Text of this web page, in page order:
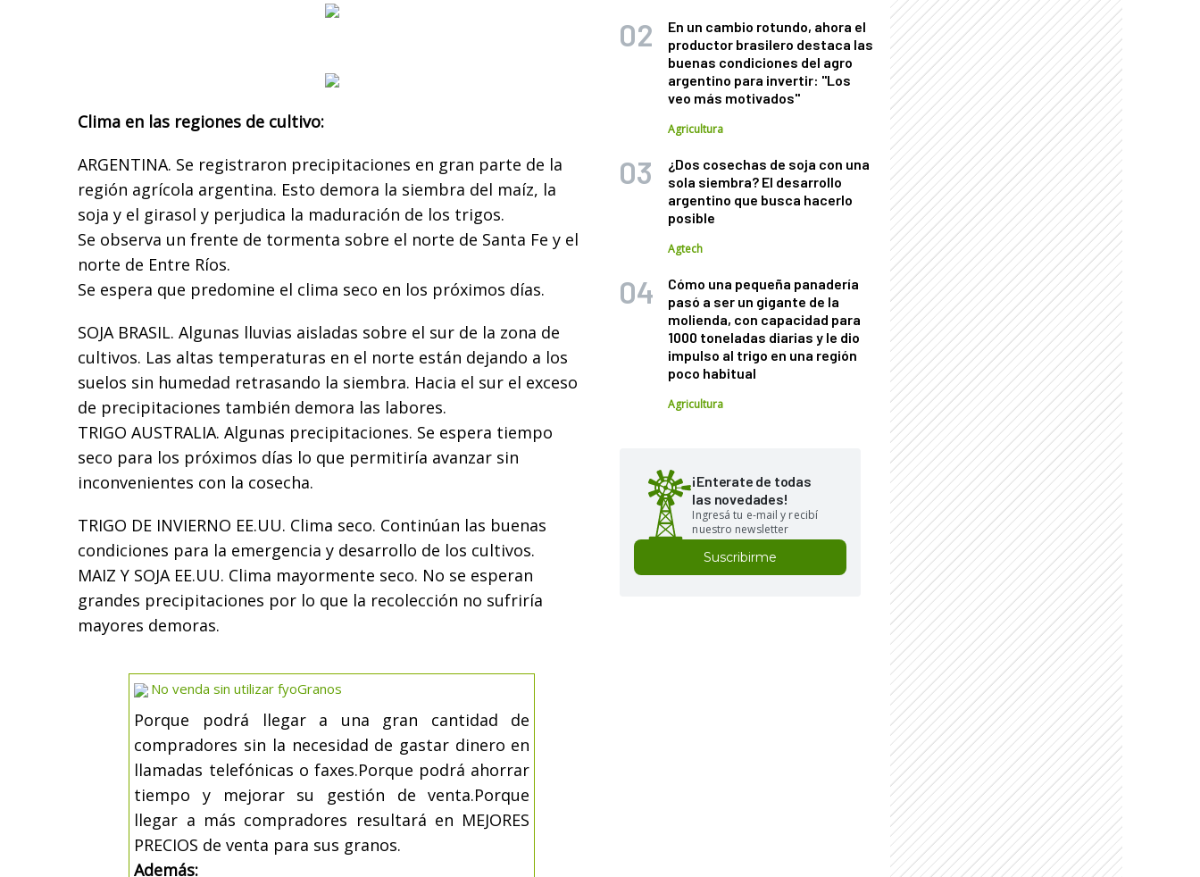
Clima en las regiones de cultivo:
ARGENTINA. Se registraron precipitaciones en gran parte de la
región agrícola argentina. Esto demora la siembra del maíz, la
soja y el girasol y perjudica la maduración de los trigos.
Se observa un frente de tormenta sobre el norte de Santa Fe y el
norte de Entre Ríos.
Se espera que predomine el clima seco en los próximos días.
SOJA BRASIL. Algunas lluvias aisladas sobre el sur de la zona de
cultivos. Las altas temperaturas en el norte están dejando a los
suelos sin humedad retrasando la siembra. Hacia el sur el exceso
de precipitaciones también demora las labores.
TRIGO AUSTRALIA. Algunas precipitaciones. Se espera tiempo
seco para los próximos días lo que permitiría avanzar sin
inconvenientes con la cosecha.
TRIGO DE INVIERNO EE.UU. Clima seco. Continúan las buenas
condiciones para la emergencia y desarrollo de los cultivos.
MAIZ Y SOJA EE.UU. Clima mayormente seco. No se esperan
grandes precipitaciones por lo que la recolección no sufriría
mayores demoras.
No venda sin utilizar fyoGranos
Porque podrá llegar a una gran cantidad de
compradores sin la necesidad de gastar dinero en
llamadas telefónicas o faxes.Porque podrá ahorrar
tiempo y mejorar su gestión de venta.Porque
llegar a más compradores resultará en MEJORES
PRECIOS de venta para sus granos.
Además:
En un cambio rotundo, ahora el
productor brasilero destaca las
buenas condiciones del agro
argentino para invertir: "Los
veo más motivados"
Agricultura
¿Dos cosechas de soja con una
sola siembra? El desarrollo
argentino que busca hacerlo
posible
Agtech
Cómo una pequeña panadería
pasó a ser un gigante de la
molienda, con capacidad para
1000 toneladas diarias y le dio
impulso al trigo en una región
poco habitual
Agricultura
¡Enterate de todas
las novedades!
Ingresá tu e-mail y recibí
nuestro newsletter
Suscribirme